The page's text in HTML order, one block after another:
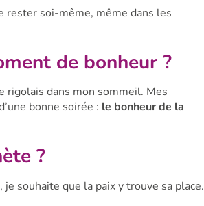
rester soi-même, même dans les
de bonheur ?
rigolais dans mon sommeil. Mes
bonne soirée : le bonheur de la
?
, je souhaite que la paix y trouve sa place.